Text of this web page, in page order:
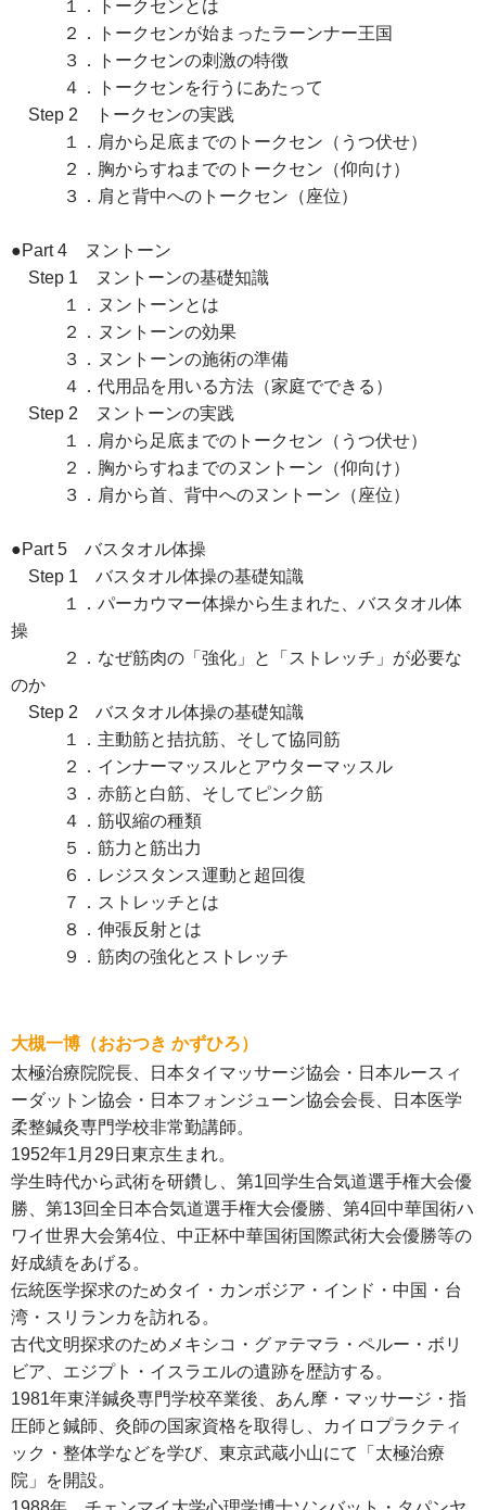
１．トークセンとは
２．トークセンが始まったラーンナー王国
３．トークセンの刺激の特徴
４．トークセンを行うにあたって
Step 2 トークセンの実践
１．肩から足底までのトークセン（うつ伏せ）
２．胸からすねまでのトークセン（仰向け）
３．肩と背中へのトークセン（座位）
●Part 4 ヌントーン
Step 1 ヌントーンの基礎知識
１．ヌントーンとは
２．ヌントーンの効果
３．ヌントーンの施術の準備
４．代用品を用いる方法（家庭でできる）
Step 2 ヌントーンの実践
１．肩から足底までのトークセン（うつ伏せ）
２．胸からすねまでのヌントーン（仰向け）
３．肩から首、背中へのヌントーン（座位）
●Part 5 バスタオル体操
Step 1 バスタオル体操の基礎知識
１．パーカウマー体操から生まれた、バスタオル体
操
２．なぜ筋肉の「強化」と「ストレッチ」が必要な
のか
Step 2 バスタオル体操の基礎知識
１．主動筋と拮抗筋、そして協同筋
２．インナーマッスルとアウターマッスル
３．赤筋と白筋、そしてピンク筋
４．筋収縮の種類
５．筋力と筋出力
６．レジスタンス運動と超回復
７．ストレッチとは
８．伸張反射とは
９．筋肉の強化とストレッチ
大槻一博（おおつき かずひろ）
太極治療院院長、日本タイマッサージ協会・日本ルースィ
ーダットン協会・日本フォンジューン協会会長、日本医学
柔整鍼灸専門学校非常勤講師。
1952年1月29日東京生まれ。
学生時代から武術を研鑽し、第1回学生合気道選手権大会優
勝、第13回全日本合気道選手権大会優勝、第4回中華国術ハ
ワイ世界大会第4位、中正杯中華国術国際武術大会優勝等の
好成績をあげる。
伝統医学探求のためタイ・カンボジア・インド・中国・台
湾・スリランカを訪れる。
古代文明探求のためメキシコ・グァテマラ・ペルー・ボリ
ビア、エジプト・イスラエルの遺跡を歴訪する。
1981年東洋鍼灸専門学校卒業後、あん摩・マッサージ・指
圧師と鍼師、灸師の国家資格を取得し、カイロプラクティ
ック・整体学などを学び、東京武蔵小山にて「太極治療
院」を開設。